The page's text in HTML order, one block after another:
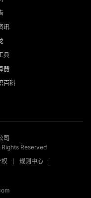
讯
具
器
百科
司
Reserved
规则中心